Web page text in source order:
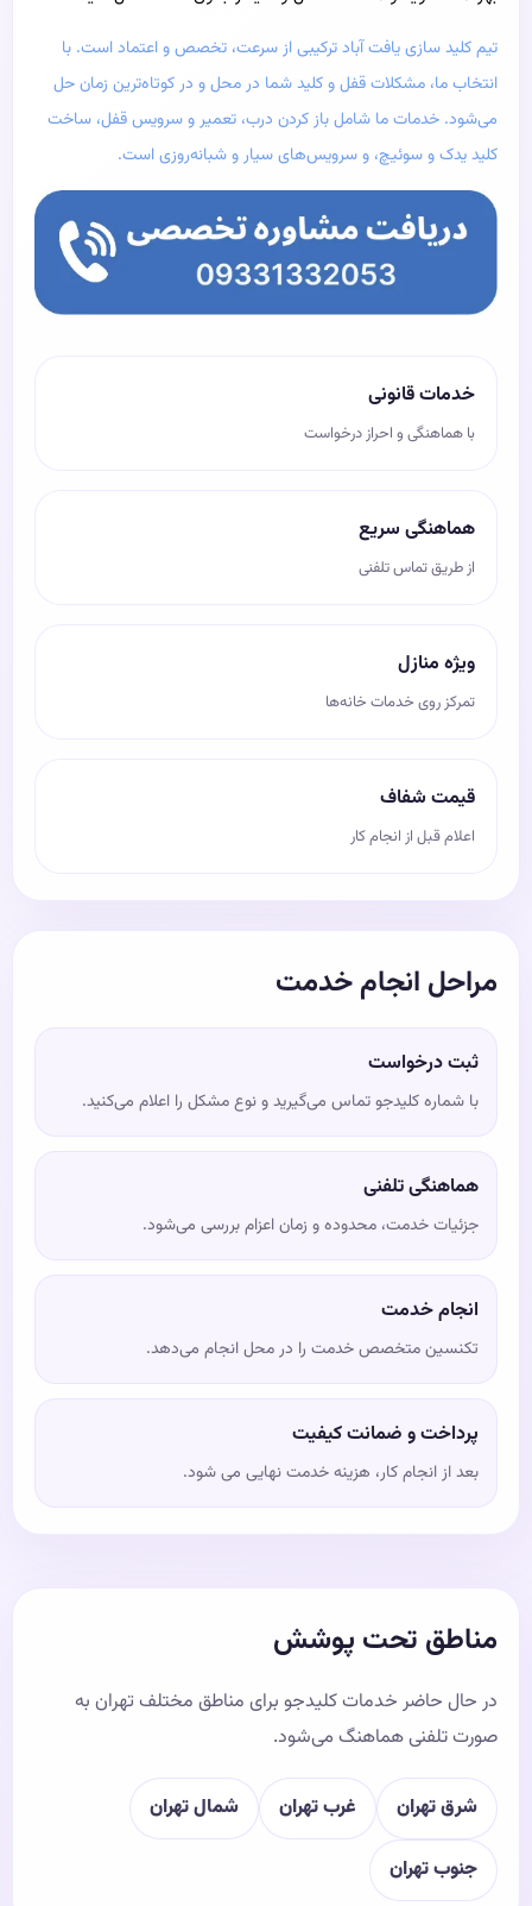
تیم کلید سازی یافت آباد ترکیبی از سرعت، تخصص و اعتماد است. با
انتخاب ما، مشکلات قفل و کلید شما در محل و در کوتاه‌ترین زمان حل
می‌شود. خدمات ما شامل باز کردن درب، تعمیر و سرویس قفل، ساخت
کلید یدک و سوئیچ، و سرویس‌های سیار و شبانه‌روزی است.
خدمات قانونی
با هماهنگی و احراز درخواست
هماهنگی سریع
از طریق تماس تلفنی
ویژه منازل
تمرکز روی خدمات خانه‌ها
قیمت شفاف
اعلام قبل از انجام کار
مراحل انجام خدمت
ثبت درخواست
با شماره کلیدجو تماس می‌گیرید و نوع مشکل را اعلام می‌کنید.
هماهنگی تلفنی
جزئیات خدمت، محدوده و زمان اعزام بررسی می‌شود.
انجام خدمت
تکنسین متخصص خدمت را در محل انجام می‌دهد.
پرداخت و ضمانت کیفیت
بعد از انجام کار، هزینه خدمت نهایی می شود.
مناطق تحت پوشش
در حال حاضر خدمات کلیدجو برای مناطق مختلف تهران به
صورت تلفنی هماهنگ می‌شود.
شرق تهران غرب تهران شمال تهران
جنوب تهران